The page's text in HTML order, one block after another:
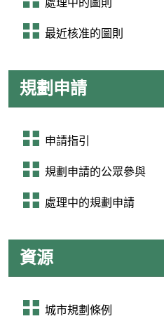
最近核准的圖則
規劃申請
申請指引
規劃申請的公眾參與
處理中的規劃申請
資源
城市規劃條例